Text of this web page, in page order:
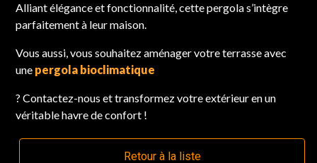
Alliant élégance et fonctionnalité, cette pergola s’intègre
parfaitement à leur maison.
Vous aussi, vous souhaitez aménager votre terrasse avec
une pergola bioclimatique
? Contactez-nous et transformez votre extérieur en un
véritable havre de confort !
Retour à la liste